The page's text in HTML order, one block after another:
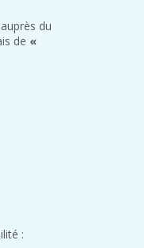
du
de «
: